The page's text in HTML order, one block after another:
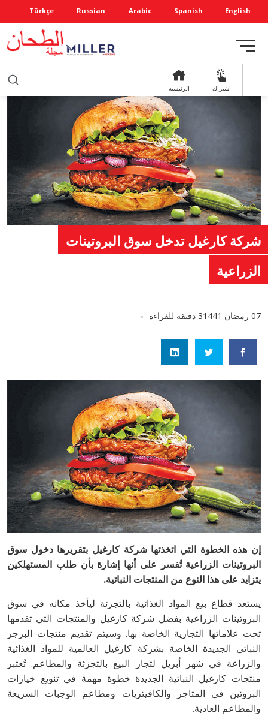
English
Spanish
Arabic
Russian
Türkçe
اشتراك الرئيسية
شركة كارغيل تدخل سوق البروتينات
الزراعية
07 رمضان 1441 3 دقيقة للقراءة
إن هذه الخطوة التي اتخذتها شركة كارغيل بتقريرها دخول سوق
البروتينات الزراعية تُفسر على أنها إشارة بأن طلب المستهلكين
يتزايد على هذا النوع من المنتجات النباتية.
يستعد قطاع بيع المواد الغذائية بالتجزئة ليأخذ مكانه في سوق
البروتينات الزراعية بفضل شركة كارغيل والمنتجات التي تقدمها
تحت علاماتها التجارية الخاصة بها. وسيتم تقديم منتجات البرجر
النباتي الجديدة الخاصة بشركة كارغيل العالمية للمواد الغذائية
والزراعة في شهر أبريل لتجار البيع بالتجزئة والمطاعم. تُعتبر
منتجات كارغيل النباتية الجديدة خطوة مهمة في تنويع خيارات
البروتين في المتاجر والكافيتريات ومطاعم الوجبات السريعة
والمطاعم العادية.